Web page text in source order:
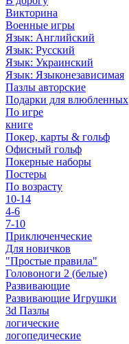
Викторина
Военные игры
Язык: Английский
Язык: Русский
Язык: Украинский
Язык: Языконезависимая
Пазлы авторские
Подарки для влюбленных
По игре
книге
Покер, карты & гольф
Офисный гольф
Покерные наборы
Постеры
По возрасту
10-14
4-6
7-10
Приключенческие
Для новичков
"Простые правила"
Головоноги 2 (белые)
Развивающие
Развивающие Игрушки
3d Пазлы
логические
логопедические